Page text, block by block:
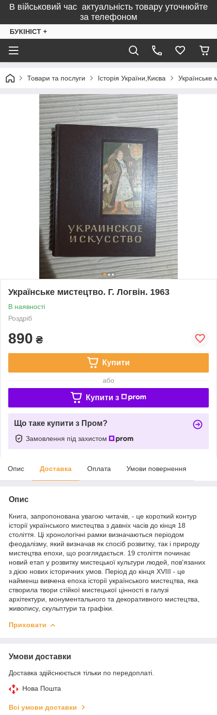
В військовий час актуальність товару уточнюйте
за телефоном
БУКІНІСТ +
Товари та послуги Історія України,Києва Українське
Українське мистецтво. Г. Логвін. 1963
В наявності
Роздріб
890 ₴
Купити
або
Купити з
Що таке купити з Пром?
Замовлення під захистом
Опис Доставка Оплата Умови повернення
Опис
Книга, запропонована увагою читачів, - це короткий контур
історії українського мистецтва з давніх часів до кінця 18
століття. Ці хронологічні рамки визначаються періодом
феодалізму, який визначав як спосіб розвитку, так і природу
мистецтва епохи, що розглядається. 19 століття починає
новий етап у розвитку мистецької культури людей, пов'язаних
з дією нових історичних умов. Період до кінця XVIII - це
найменш вивчена епоха історії українського мистецтва, яка
створила твори стійкої мистецької цінності в галузі
архітектури, монументального та декоративного мистецтва,
живопису, скульптури та графіки.
Приховати
Умови доставки
Доставка здійснюється тільки по передоплаті.
Нова Пошта
Всі умови доставки